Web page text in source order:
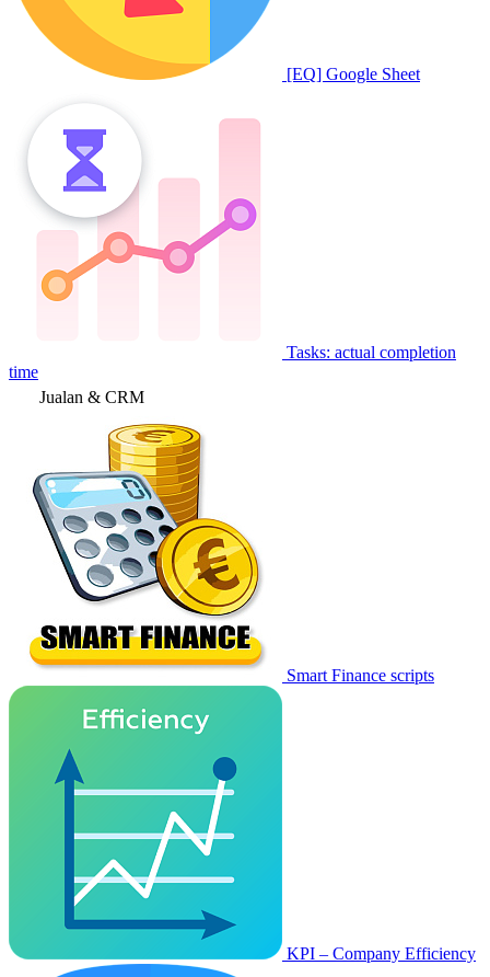
[EQ] Google Sheet
Tasks: actual completion
time
Jualan & CRM
Smart Finance scripts
KPI – Company Efficiency